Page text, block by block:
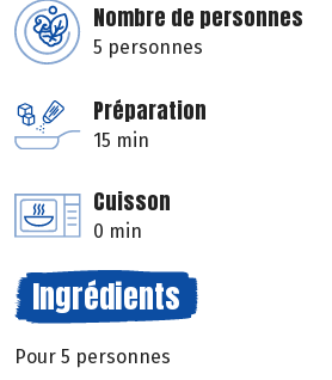
Nombre de personnes
5 personnes
Préparation
15 min
Cuisson
0 min
Ingrédients
Pour 5 personnes